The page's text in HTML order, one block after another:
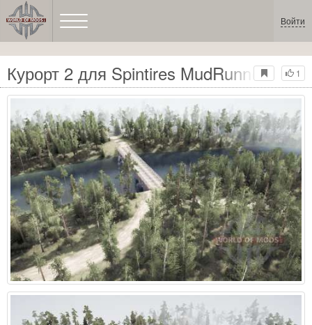
Войти
1
Курорт 2 для Spintires MudRunner